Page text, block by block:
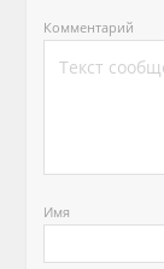
Комментарий
Имя